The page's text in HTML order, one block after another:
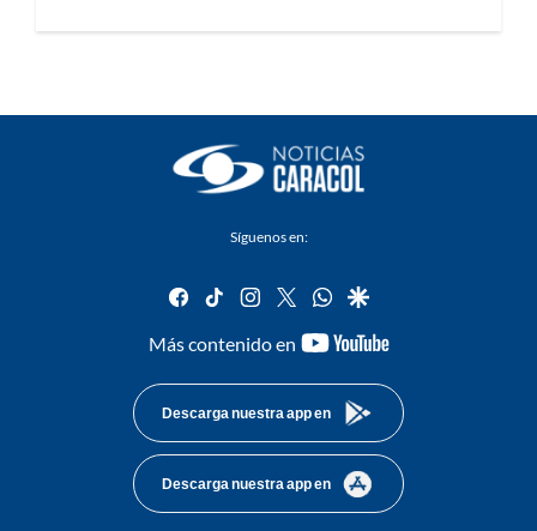
Síguenos en:
facebook
tiktok instagram
twitterwhatsapp
google
Más contenido en
youtube-
Descarga nuestra app en
Descarga nuestra app en